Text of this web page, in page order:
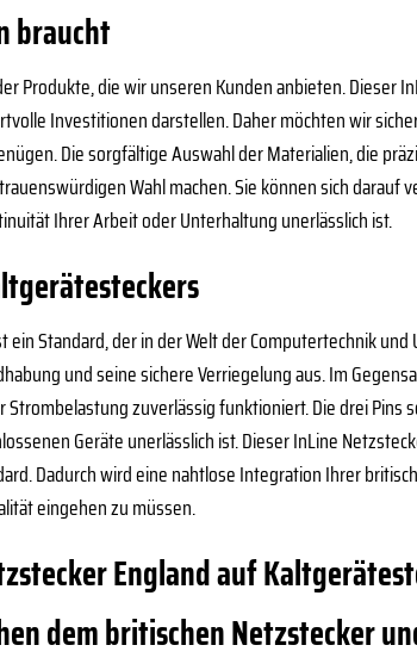
braucht
Produkte, die wir unseren Kunden anbieten. Dieser
Investitionen darstellen. Daher möchten wir
Die sorgfältige Auswahl der Materialien, die
Wahl machen. Sie können sich darauf
Ihrer Arbeit oder Unterhaltung unerlässlich ist.
ein Standard, der in der Welt der Computertechnik
und seine sichere Verriegelung aus. Im
zuverlässig funktioniert. Die drei
Geräte unerlässlich ist. Dieser InLine
Dadurch wird eine nahtlose Integration Ihrer
eingehen zu müssen.
England auf
dem britischen Netzstecker